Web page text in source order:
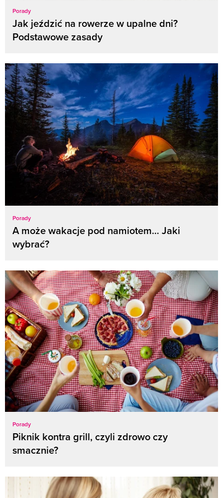
Porady
Jak jeździć na rowerze w upalne dni?
Podstawowe zasady
Porady
A może wakacje pod namiotem… Jaki
wybrać?
Porady
Piknik kontra grill, czyli zdrowo czy
smacznie?